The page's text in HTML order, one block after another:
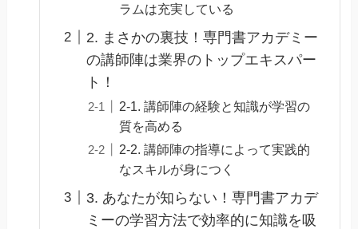
ラムは充実している
2. まさかの裏技！専門書アカデミー
の講師陣は業界のトップエキスパー
ト！
2-1. 講師陣の経験と知識が学習の
質を高める
2-2. 講師陣の指導によって実践的
なスキルが身につく
3. あなたが知らない！専門書アカデ
ミーの学習方法で効率的に知識を吸